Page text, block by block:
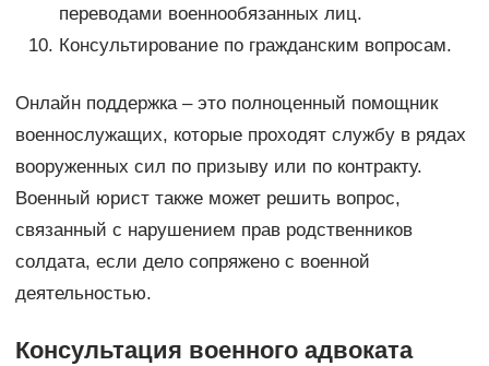
переводами военнообязанных лиц.
Консультирование по гражданским вопросам.
Онлайн поддержка – это полноценный помощник
военнослужащих, которые проходят службу в рядах
вооруженных сил по призыву или по контракту.
Военный юрист также может решить вопрос,
связанный с нарушением прав родственников
солдата, если дело сопряжено с военной
деятельностью.
Консультация военного адвоката